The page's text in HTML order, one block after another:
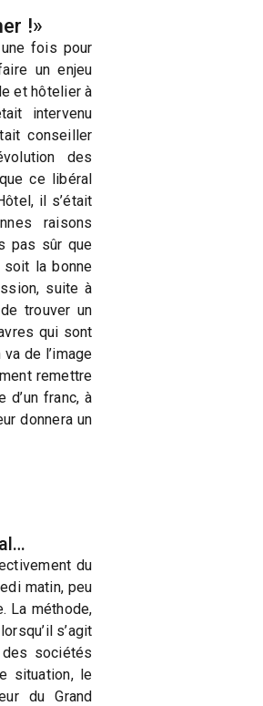
!»
fois pour
un enjeu
et hôtelier à
intervenu
conseiller
des
ce libéral
il s’était
raisons
pas sûr que
soit la bonne
suite à
trouver un
qui sont
de l’image
remettre
franc, à
donnera un
du
matin, peu
La méthode,
s’agit
des sociétés
situation, le
du Grand